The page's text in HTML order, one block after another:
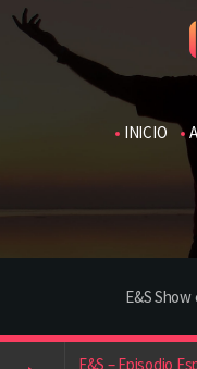
E&S – Episodio
INICIO
E&S